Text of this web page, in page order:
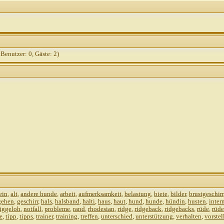
0, Gäste: 2)
, alt, andere hunde, arbeit, aufmerksamkeit, belastung, biete, bilder, brustgeschirr
, geschirr, hals, halsband, halti, haus, haut, hund, hunde, hündin, husten,
, notfall, probleme, rand, rhodesian, ridge, ridgeback, ridgebacks, rüde,
, tipp, tipps, trainer, training, treffen, unterschied, unterstützung, verhalten,